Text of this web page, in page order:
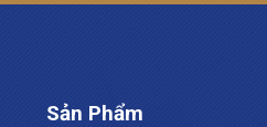
Sản Phẩm